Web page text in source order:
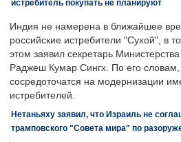
истребитель покупать не планируют
Индия не намерена в ближайшее
российские истребители "Сухой", в
этом заявил секретарь
Раджеш Кумар Сингх. По его словам,
сосредоточатся на модернизации
истребителей.
Нетаньяху заявил, что Израиль не
трамповского "Совета мира" по